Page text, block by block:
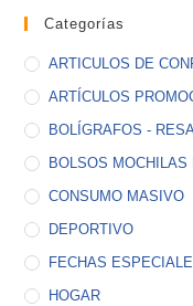
Categorías
ARTICULOS DE
ARTÍCULOS
BOLÍGRAFOS -
BOLSOS MOCHILAS
CONSUMO MASIVO
DEPORTIVO
FECHAS
HOGAR